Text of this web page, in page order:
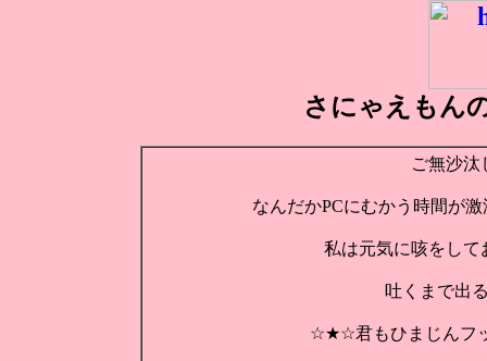
さにゃえもん
ご無沙汰
なんだかPCにむかう時間が
私は元気に咳をして
吐くまで出
☆★☆君もひまじんフ